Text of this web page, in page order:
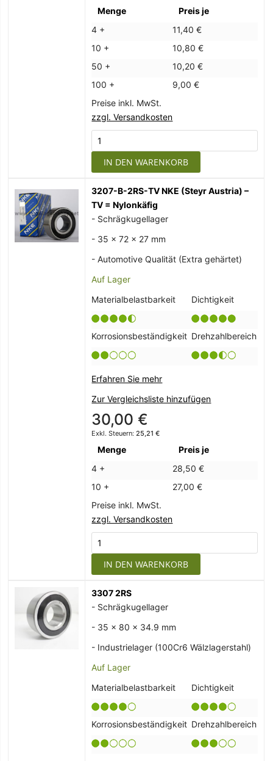
Menge
Preis je
4 +
11,40 €
10 +
10,80 €
50 +
10,20 €
100 +
9,00 €
Preise inkl. MwSt.
zzgl. Versandkosten
IN DEN WARENKORB
3207-B-2RS-TV NKE (Steyr Austria) –
TV = Nylonkäfig
- Schrägkugellager
- 35 x 72 x 27 mm
- Automotive Qualität (Extra gehärtet)
Auf Lager
Materialbelastbarkeit
Dichtigkeit
Korrosionsbeständigkeit Drehzahlbereich
Erfahren Sie mehr
Zur Vergleichsliste hinzufügen
30,00 €
25,21 €
Menge
Preis je
4 +
28,50 €
10 +
27,00 €
Preise inkl. MwSt.
zzgl. Versandkosten
IN DEN WARENKORB
3307 2RS
- Schrägkugellager
- 35 x 80 x 34.9 mm
- Industrielager (100Cr6 Wälzlagerstahl)
Auf Lager
Materialbelastbarkeit
Dichtigkeit
Korrosionsbeständigkeit Drehzahlbereich